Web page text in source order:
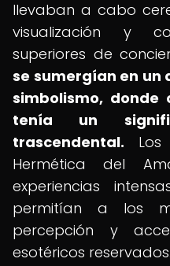
llevaban a cabo
visualización y
superiores de
se sumergían en un
simbolismo,
tenía un
trascendental.
Hermética del
experiencias
permitían a los
percepción y
esotéricos reservados.